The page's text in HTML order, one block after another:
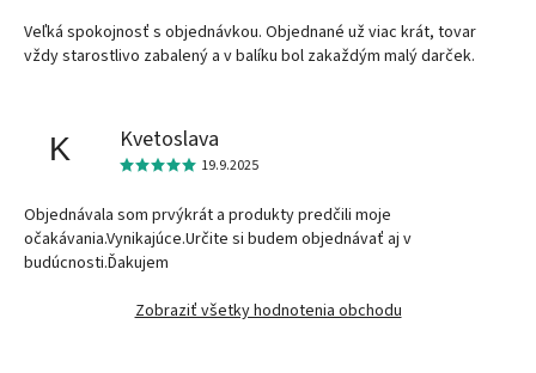
Veľká spokojnosť s objednávkou. Objednané už viac krát, tovar
vždy starostlivo zabalený a v balíku bol zakaždým malý darček.
K Kvetoslava
19.9.2025
Objednávala som prvýkrát a produkty predčili moje
očakávania.Vynikajúce.Určite si budem objednávať aj v
budúcnosti.Ďakujem
Zobraziť všetky hodnotenia obchodu